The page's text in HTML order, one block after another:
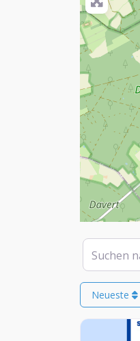
Suchen nach
Neueste